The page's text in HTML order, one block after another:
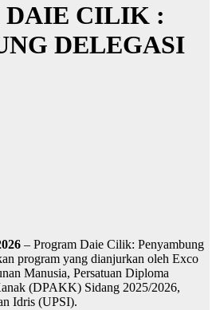
DAIE CILIK :
DELEGASI
– Program Daie Cilik: Penyambung
program yang dianjurkan oleh Exco
Manusia, Persatuan Diploma
(DPAKK) Sidang 2025/2026,
Idris (UPSI).